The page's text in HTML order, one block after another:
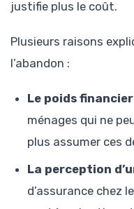
justifie plus le coût.
Plusieurs raisons
l’abandon :
Le poids
ménages qui ne
plus assumer ces
La perception
d’assurance chez